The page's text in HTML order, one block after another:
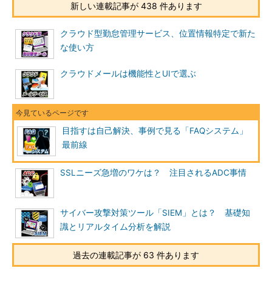
新しい連載記事が 438 件あります
クラウド型勤怠管理サービス、位置情報特定で新た
な使い方
クラウドメールは機能性とUIで選ぶ
目指すは自己解決、事例で見る「FAQシステム」
最前線
SSLニーズ急増のワケは？ 注目されるADC事情
サイバー攻撃対策ツール「SIEM」とは？ 基礎知
識とリアルタイム分析を解説
過去の連載記事が 63 件あります